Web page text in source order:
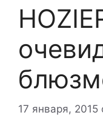
17 января, 2015